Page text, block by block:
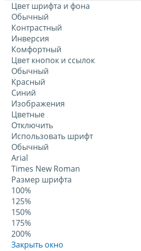
Цвет шрифта и фона
Обычный
Контрастный
Инверсия
Комфортный
Цвет кнопок и ссылок
Обычный
Красный
Синий
Изображения
Цветные
Отключить
Использовать шрифт
Обычный
Arial
Times New Roman
Размер шрифта
100%
125%
150%
175%
200%
Закрыть окно